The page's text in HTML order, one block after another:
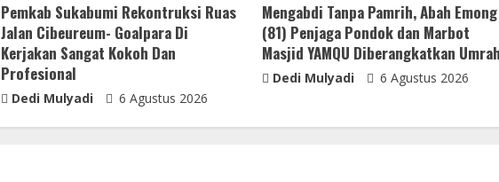
Pemkab Sukabumi Rekontruksi Ruas
Jalan Cibeureum- Goalpara Di
Kerjakan Sangat Kokoh Dan
Profesional
Dedi Mulyadi 6 Agustus 2026
Mengabdi Tanpa Pamrih, Abah Emong
(81) Penjaga Pondok dan Marbot
Masjid YAMQU Diberangkatkan
Dedi Mulyadi 6 Agustus 2026